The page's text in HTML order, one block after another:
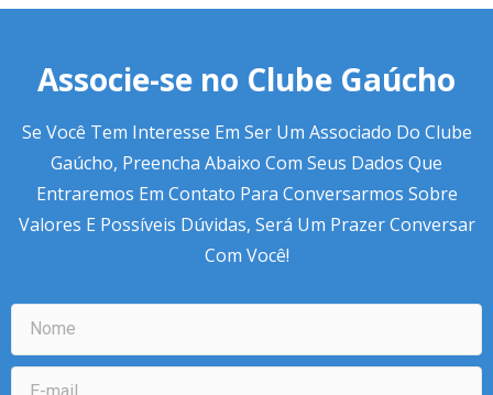
Associe-se no Clube Gaúcho
Se Você Tem Interesse Em Ser Um Associado Do Clube
Gaúcho, Preencha Abaixo Com Seus Dados Que
Entraremos Em Contato Para Conversarmos Sobre
Valores E Possíveis Dúvidas, Será Um Prazer Conversar
Com Você!